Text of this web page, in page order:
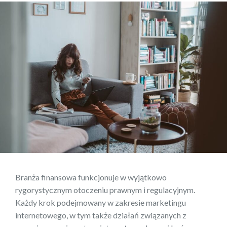
Branża finansowa funkcjonuje w wyjątkowo
rygorystycznym otoczeniu prawnym i regulacyjnym.
Każdy krok podejmowany w zakresie marketingu
internetowego, w tym także działań związanych z